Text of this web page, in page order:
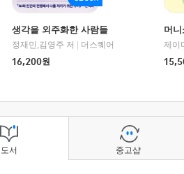
생각을 외주화한 사람들
정재민,김영주 저
더스퀘어
16,200원
머
도서 중고샵